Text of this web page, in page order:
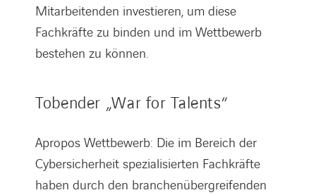
Mitarbeitenden investieren, um diese
Fachkräfte zu binden und im Wettbewerb
bestehen zu können.
Tobender „War for Talents“
Apropos Wettbewerb: Die im Bereich der
Cybersicherheit spezialisierten Fachkräfte
haben durch den branchenübergreifenden